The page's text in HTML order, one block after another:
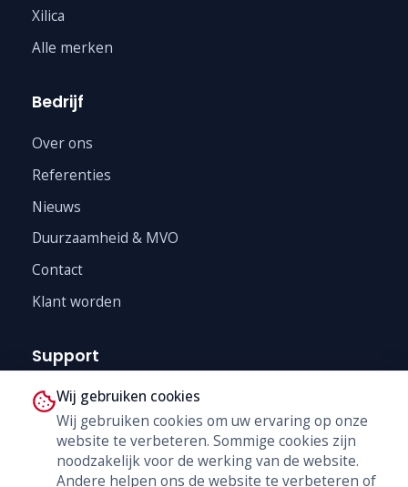
Xilica
Alle merken
Bedrijf
Over ons
Referenties
Nieuws
Duurzaamheid & MVO
Contact
Klant worden
Support
Technische Dienst
Trainingen
B2B Shop
Wij gebruiken cookies
Wij gebruiken cookies om uw ervaring op onze
website te verbeteren. Sommige cookies zijn
noodzakelijk voor de werking van de website.
Andere helpen ons de website te verbeteren of